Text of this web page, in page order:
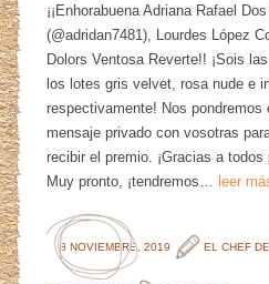
¡¡Enhorabuena Adriana Rafael
(@adridan7481), Lourdes López
Dolors Ventosa Reverte!! ¡Sois
los lotes gris velvet, rosa nude e
respectivamente! Nos pondremos
mensaje privado con vosotras
recibir el premio. ¡Gracias a todos
Muy pronto, ¡tendremos…
leer
8 NOVIEMBRE, 2019 EL CHEF